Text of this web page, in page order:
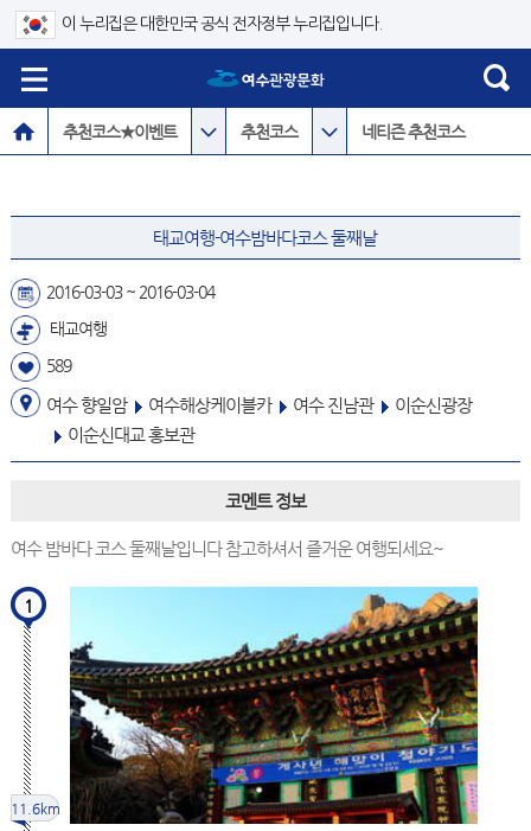
이 누리집은 대한민국 공식 전자정부 누리집입니다.
추천코스★이벤트 추천코스 네티즌 추천코스
태교여행-여수밤바다코스 둘째날
2016-03-03 ~ 2016-03-04
태교여행
589
여수 향일암 여수해상케이블카 여수 진남관
이순신광장
이순신대교 홍보관
코멘트 정보
여수 밤바다 코스 둘째날입니다 참고하셔서 즐거운 여행되세요~
1
11.6km